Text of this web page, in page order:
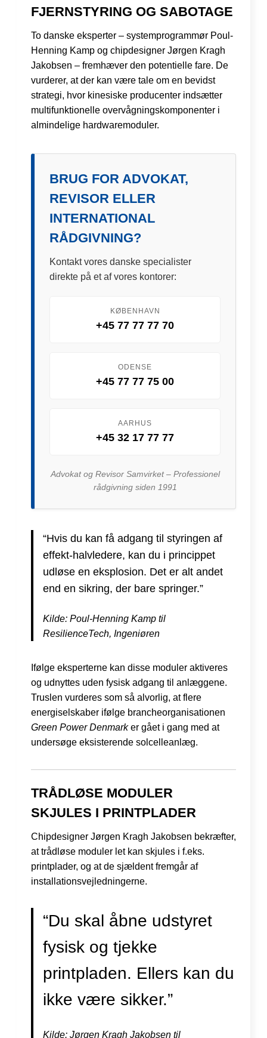
FJERNSTYRING OG SABOTAGE
To danske eksperter – systemprogrammør Poul-
Henning Kamp og chipdesigner Jørgen Kragh
Jakobsen – fremhæver den potentielle fare. De
vurderer, at der kan være tale om en bevidst
strategi, hvor kinesiske producenter indsætter
multifunktionelle overvågningskomponenter i
almindelige hardwaremoduler.
BRUG FOR ADVOKAT,
REVISOR ELLER
INTERNATIONAL
RÅDGIVNING?
Kontakt vores danske specialister
direkte på et af vores kontorer:
KØBENHAVN
+45 77 77 77 70
ODENSE
+45 77 77 75 00
AARHUS
+45 32 17 77 77
Advokat og Revisor Samvirket – Professionel
rådgivning siden 1991
“Hvis du kan få adgang til styringen af
effekt-halvledere, kan du i princippet
udløse en eksplosion. Det er alt andet
end en sikring, der bare springer.”
Kilde: Poul-Henning Kamp til
ResilienceTech, Ingeniøren
Ifølge eksperterne kan disse moduler aktiveres
og udnyttes uden fysisk adgang til anlæggene.
Truslen vurderes som så alvorlig, at flere
energiselskaber ifølge brancheorganisationen
Green Power Denmarker gået i gang med at
undersøge eksisterende solcelleanlæg.
TRÅDLØSE MODULER
SKJULES I PRINTPLADER
Chipdesigner Jørgen Kragh Jakobsen bekræfter,
at trådløse moduler let kan skjules i f.eks.
printplader, og at de sjældent fremgår af
installationsvejledningerne.
“Du skal åbne udstyret
fysisk og tjekke
printpladen. Ellers kan du
ikke være sikker.”
Kilde: Jørgen Kragh Jakobsen til